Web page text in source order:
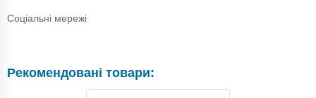
Соціальні мережі
Рекомендовані товари: